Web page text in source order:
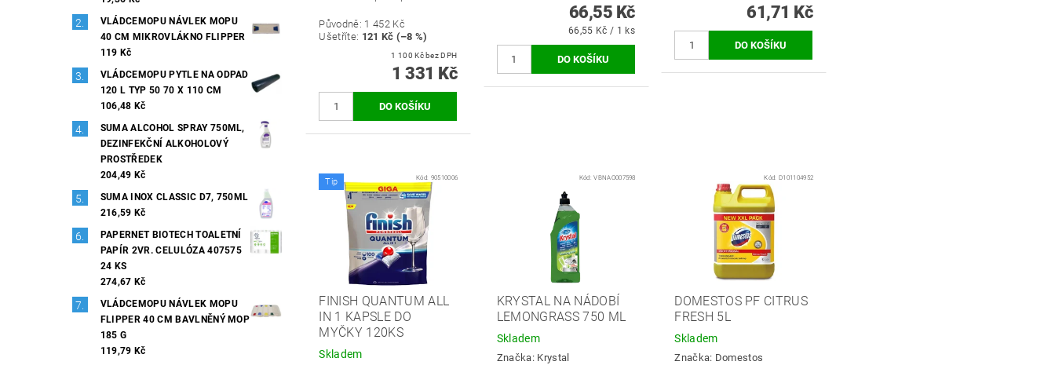
VLÁDCEMOPU NÁVLEK MOPU
40 CM MIKROVLÁKNO FLIPPER
119 Kč
VLÁDCEMOPU PYTLE NA ODPAD
120 L TYP 50 70 X 110 CM
106,48 Kč
SUMA ALCOHOL SPRAY 750ML,
DEZINFEKČNÍ ALKOHOLOVÝ
PROSTŘEDEK
204,49 Kč
SUMA INOX CLASSIC D7, 750ML
216,59 Kč
PAPERNET BIOTECH TOALETNÍ
PAPÍR 2VR. CELULÓZA 407575
24 KS
274,67 Kč
VLÁDCEMOPU NÁVLEK MOPU
FLIPPER 40 CM BAVLNĚNÝ MOP
185 G
119,79 Kč
Původně: 1 452 Kč
Ušetříte: 121 Kč (–8 %)
1 100 Kč bez DPH
1 331 Kč
66,55 Kč
66,55 Kč / 1 ks
61,71 Kč
Tip Kód: 90510006
FINISH QUANTUM ALL
IN 1 KAPSLE DO
MYČKY 120KS
Skladem
Kód:VBNAO007598
KRYSTAL NA NÁDOBÍ
LEMONGRASS 750 ML
Skladem
Značka: Krystal
Kód:D101104952
DOMESTOS PF CITRUS
FRESH 5L
Skladem
Značka: Domestos